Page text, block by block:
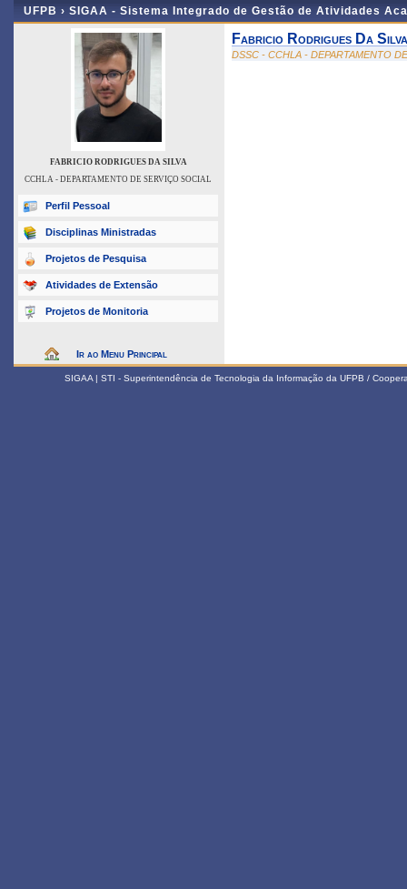
UFPB › SIGAA - Sistema Integrado de Gestão de Atividades
FABRICIO RODRIGUES DA SILVA
CCHLA - DEPARTAMENTO DE SERVIÇO SOCIAL
Perfil Pessoal
Disciplinas Ministradas
Projetos de Pesquisa
Atividades de Extensão
Projetos de Monitoria
Ir ao Menu Principal
Fabricio Rodrigues Da Silva
DSSC - CCHLA - DEPARTAMENTO
SIGAA | STI - Superintendência de Tecnologia da Informação da UFPB /